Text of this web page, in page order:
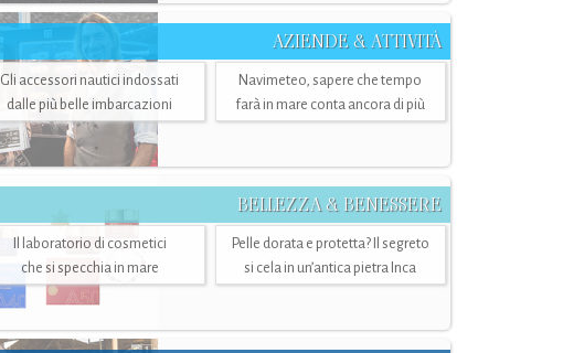
AZIENDE & ATTIVITÀ
Gli accessori nautici indossati
dalle più belle imbarcazioni
Navimeteo, sapere che tempo
farà in mare conta ancora di più
BELLEZZA & BENESSERE
Il laboratorio di cosmetici
che si specchia in mare
Pelle dorata e protetta? Il segreto
si cela in un’antica pietra Inca